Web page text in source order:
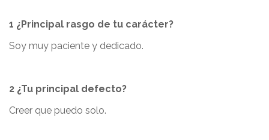
1 ¿Principal rasgo de tu carácter?
Soy muy paciente y dedicado.
2 ¿Tu principal defecto?
Creer que puedo solo.